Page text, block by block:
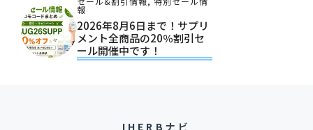
報
2026年8月6日まで！サプリ
メント全商品の20％割引セ
ール開催中です！
IHERBナビ